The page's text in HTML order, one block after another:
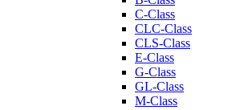
C-Class
CLC-Class
CLS-Class
E-Class
G-Class
GL-Class
M-Class